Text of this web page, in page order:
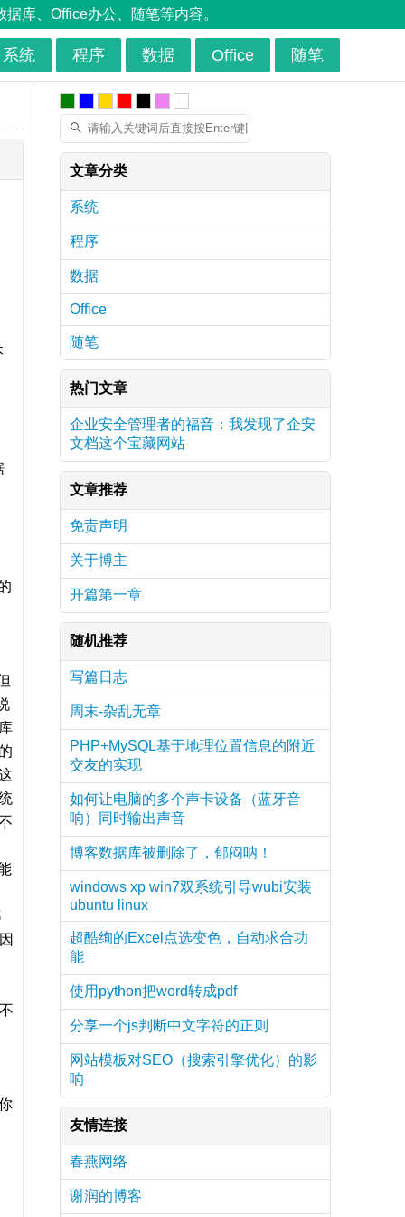
库、Office办公、随笔等内容。
系统 程序 数据 Office 随笔
文章分类
系统
程序
数据
Office
随笔
热门文章
企业安全管理者的福音：我发现了企安
文档这个宝藏网站
文章推荐
免责声明
关于博主
开篇第一章
随机推荐
写篇日志
周末-杂乱无章
PHP+MySQL基于地理位置信息的附近
交友的实现
如何让电脑的多个声卡设备（蓝牙音
响）同时输出声音
博客数据库被删除了，郁闷呐！
windows xp win7双系统引导wubi安装
ubuntu linux
超酷绚的Excel点选变色，自动求合功
能
使用python把word转成pdf
分享一个js判断中文字符的正则
网站模板对SEO（搜索引擎优化）的影
响
友情连接
春燕网络
谢润的博客